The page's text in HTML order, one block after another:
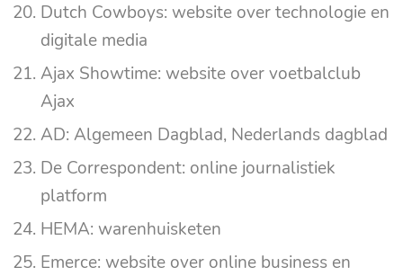
Dutch Cowboys: website over technologie en
digitale media
Ajax Showtime: website over voetbalclub
Ajax
AD: Algemeen Dagblad, Nederlands dagblad
De Correspondent: online journalistiek
platform
HEMA: warenhuisketen
Emerce: website over online business en